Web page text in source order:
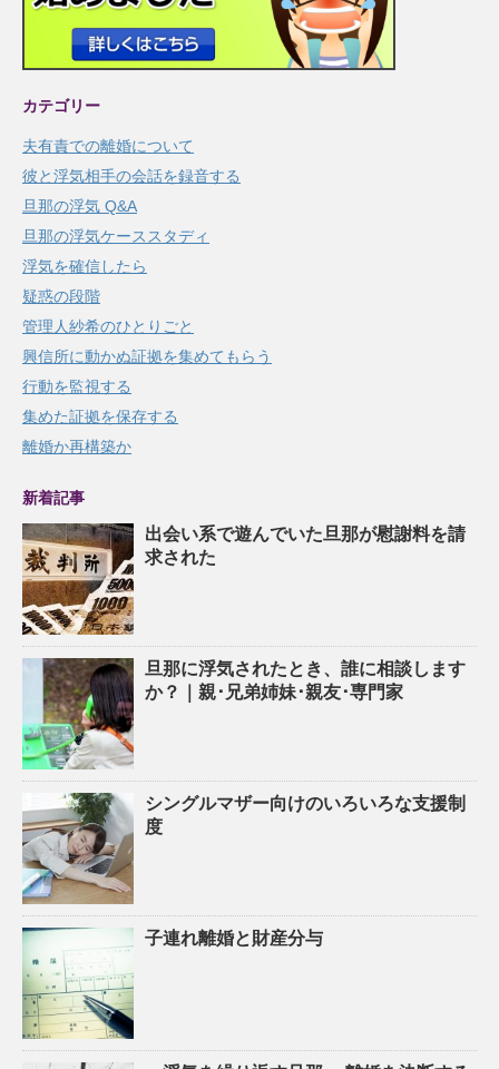
カテゴリー
夫有責での離婚について
彼と浮気相手の会話を録音する
旦那の浮気 Q&A
旦那の浮気ケーススタディ
浮気を確信したら
疑惑の段階
管理人紗希のひとりごと
興信所に動かぬ証拠を集めてもらう
行動を監視する
集めた証拠を保存する
離婚か再構築か
新着記事
出会い系で遊んでいた旦那が慰謝料を請
求された
旦那に浮気されたとき、誰に相談します
か？｜親･兄弟姉妹･親友･専門家
シングルマザー向けのいろいろな支援制
度
子連れ離婚と財産分与